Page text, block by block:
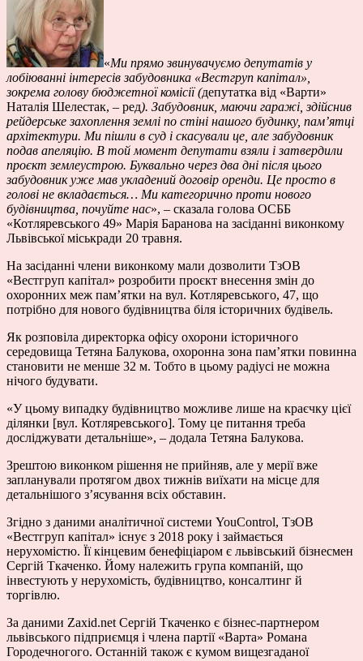
«Ми прямо звинувачуємо депутатів у
лобіюванні інтересів забудовника «Вестгруп капітал»,
зокрема голову бюджетної комісії (депутатка від «Варти»
Наталія Шелестак, – ред). Забудовник, маючи гаражі, здійснив
рейдерське захоплення землі по стіні нашого будинку, пам’ятці
архітектури. Ми пішли в суд і скасували це, але забудовник
подав апеляцію. В той момент депутати взяли і затвердили
проєкт землеустрою. Буквально через два дні після цього
забудовник уже мав укладений договір оренди. Це просто в
голові не вкладається… Ми категорично проти нового
будівництва, почуйте нас», – сказала голова ОСББ
«Котляревського 49» Марія Баранова на засіданні виконкому
Львівської міськради 20 травня.
На засіданні члени виконкому мали дозволити ТзОВ
«Вестгруп капітал» розробити проєкт внесення змін до
охоронних меж пам’ятки на вул. Котляревського, 47, що
потрібно для нового будівництва біля історичних будівель.
Як розповіла директорка офісу охорони історичного
середовища Тетяна Балукова, охоронна зона пам’ятки повинна
становити не менше 32 м. Тобто в цьому радіусі не можна
нічого будувати.
«У цьому випадку будівництво можливе лише на краєчку цієї
ділянки [вул. Котляревського]. Тому це питання треба
досліджувати детальніше», – додала Тетяна Балукова.
Зрештою виконком рішення не прийняв, але у мерії вже
запланували протягом двох тижнів виїхати на місце для
детальнішого з’ясування всіх обставин.
Згідно з даними аналітичної системи YouControl, ТзОВ
«Вестгруп капітал» існує з 2018 року і займається
нерухомістю. Її кінцевим бенефіціаром є львівський бізнесмен
Сергій Ткаченко. Йому належить група компаній, що
інвестують у нерухомість, будівництво, консалтинг й
торгівлю.
За даними Zaxid.net Сергій Ткаченко є бізнес-партнером
львівського підприємця і члена партії «Варта» Романа
Городечногого. Останній також є кумом вищезгаданої